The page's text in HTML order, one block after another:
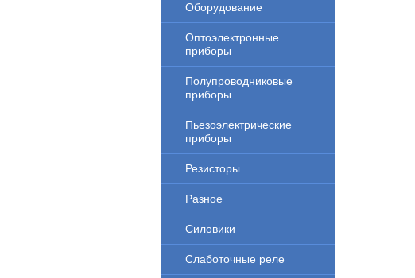
Оборудование
Оптоэлектронные
приборы
Полупроводниковые
приборы
Пьезоэлектрические
приборы
Резисторы
Разное
Силовики
Слаботочные реле